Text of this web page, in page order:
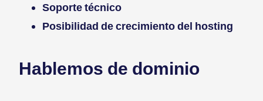
Soporte técnico
Posibilidad de crecimiento del hosting
Hablemos de dominio